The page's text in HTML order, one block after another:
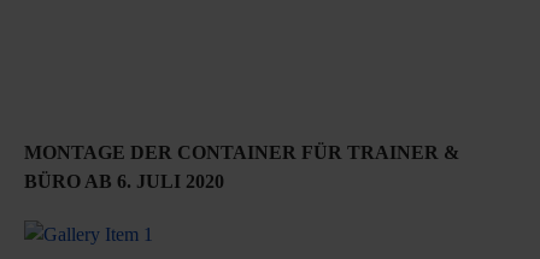
MONTAGE DER CONTAINER FÜR TRAINER &
BÜRO AB 6. JULI 2020